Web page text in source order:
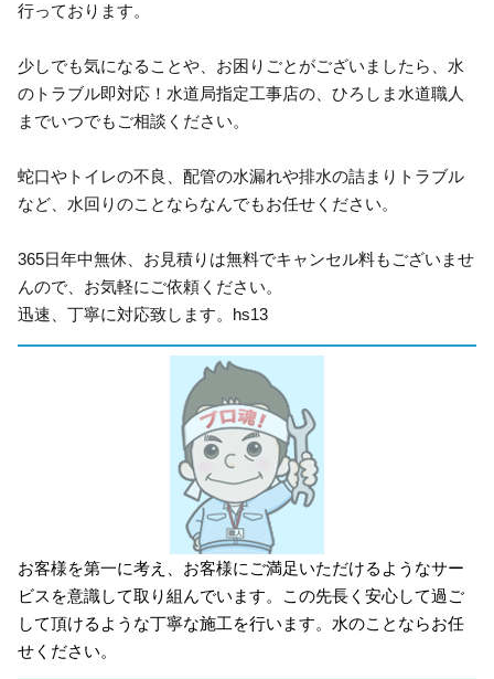
行っております。
少しでも気になることや、お困りごとがございましたら、水
のトラブル即対応！水道局指定工事店の、ひろしま水道職人
までいつでもご相談ください。
蛇口やトイレの不良、配管の水漏れや排水の詰まりトラブル
など、水回りのことならなんでもお任せください。
365日年中無休、お見積りは無料でキャンセル料もございませ
んので、お気軽にご依頼ください。
迅速、丁寧に対応致します。hs13
お客様を第一に考え、お客様にご満足いただけるようなサー
ビスを意識して取り組んでいます。この先長く安心して過ご
して頂けるような丁寧な施工を行います。水のことならお任
せください。